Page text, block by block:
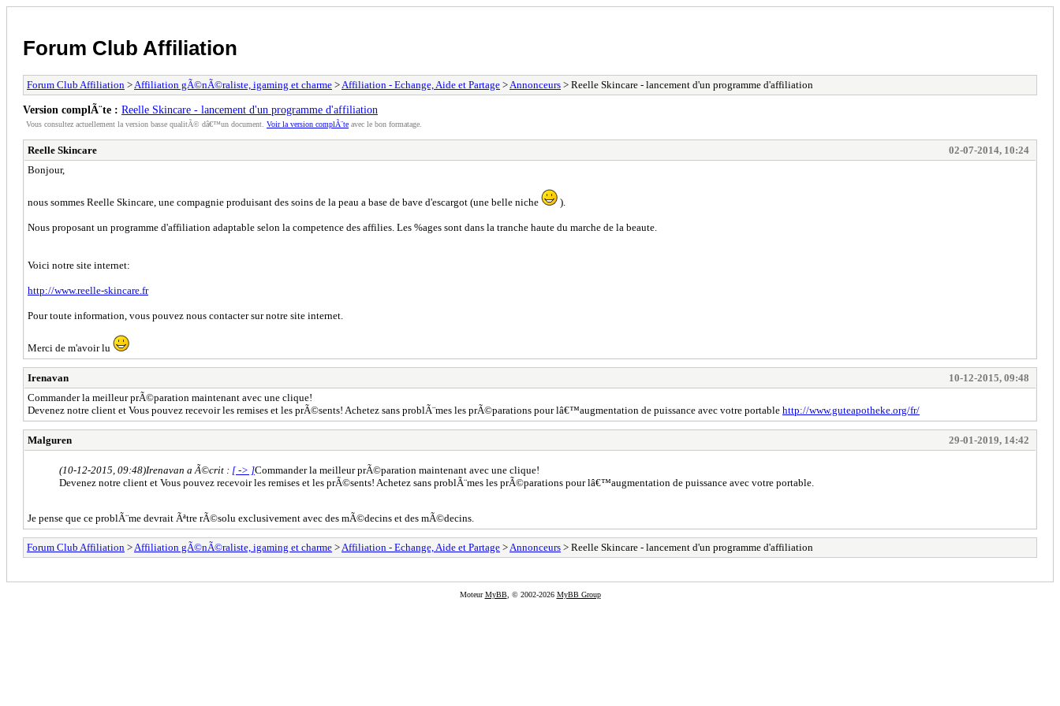
Forum Club Affiliation
Forum Club Affiliation > Affiliation gÃ©nÃ©raliste, igaming et charme > Affiliation - Echange, Aide et Partage > Annonceurs > Reelle Skincare - lancement d'un programme d'affiliation
Version complÃ¨te : Reelle Skincare - lancement d'un programme d'affiliation
Vous consultez actuellement la version basse qualitÃ© dâ€™un document. Voir la version complÃ¨te avec le bon formatage.
Reelle Skincare
02-07-2014, 10:24
Bonjour,
nous sommes Reelle Skincare, une compagnie produisant des soins de la peau a base de bave d'escargot (une belle niche ).
Nous proposant un programme d'affiliation adaptable selon la competence des affilies. Les %ages sont dans la tranche haute du marche de la beaute.
Voici notre site internet:
http://www.reelle-skincare.fr
Pour toute information, vous pouvez nous contacter sur notre site internet.
Merci de m'avoir lu
Irenavan
10-12-2015, 09:48
Commander la meilleur prÃ©paration maintenant avec une clique!
Devenez notre client et Vous pouvez recevoir les remises et les prÃ©sents! Achetez sans problÃ¨mes les prÃ©parations pour lâ€™augmentation de puissance avec votre portable http://www.guteapotheke.org/fr/
Malguren 29-01-2019, 14:42
(10-12-2015, 09:48)Irenavan a Ã©crit : [ -> ]Commander la meilleur prÃ©paration maintenant avec une clique!
Devenez notre client et Vous pouvez recevoir les remises et les prÃ©sents! Achetez sans problÃ¨mes les prÃ©parations pour lâ€™augmentation de puissance avec votre portable.
Je pense que ce problÃ¨me devrait Ãªtre rÃ©solu exclusivement avec des mÃ©decins et des mÃ©decins.
Forum Club Affiliation > Affiliation gÃ©nÃ©raliste, igaming et charme > Affiliation - Echange, Aide et Partage > Annonceurs > Reelle Skincare - lancement d'un programme d'affiliation
MoteurMyBB, © 2002-2026 MyBB Group